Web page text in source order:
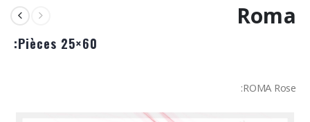
Roma
Pièces 25×60:
ROMA Rose: